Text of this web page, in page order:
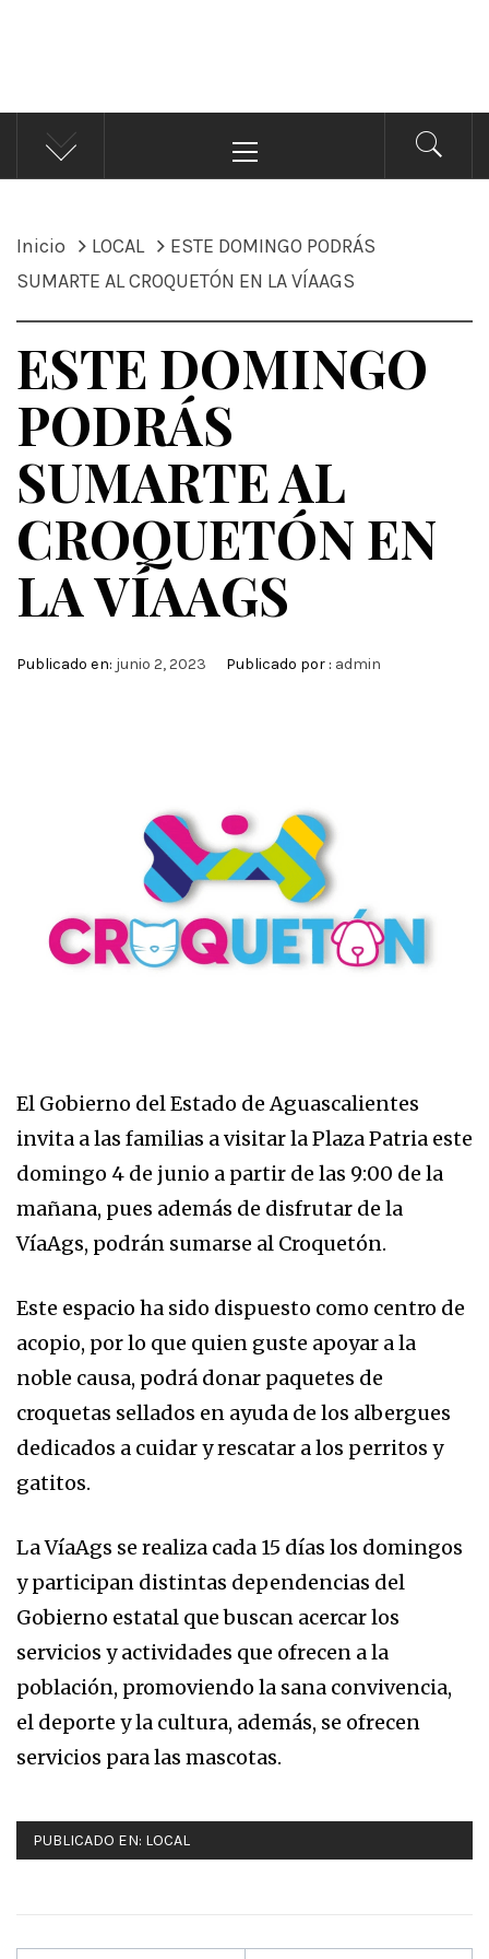
ÁNDALE NOTICIAS
Noticias
principal
Inicio LOCAL
ESTE DOMINGO PODRÁS
SUMARTE AL CROQUETÓN EN LA VÍAAGS
ESTE DOMINGO
PODRÁS
SUMARTE AL
CROQUETÓN EN
LA VÍAAGS
Publicado en: junio 2, 2023 Publicado por : admin
El Gobierno del Estado de Aguascalientes
invita a las familias a visitar la Plaza Patria este
domingo 4 de junio a partir de las 9:00 de la
mañana, pues además de disfrutar de la
VíaAgs, podrán sumarse al Croquetón.
Este espacio ha sido dispuesto como centro de
acopio, por lo que quien guste apoyar a la
noble causa, podrá donar paquetes de
croquetas sellados en ayuda de los albergues
dedicados a cuidar y rescatar a los perritos y
gatitos.
La VíaAgs se realiza cada 15 días los domingos
y participan distintas dependencias del
Gobierno estatal que buscan acercar los
servicios y actividades que ofrecen a la
población, promoviendo la sana convivencia,
el deporte y la cultura, además, se ofrecen
servicios para las mascotas.
PUBLICADO EN: LOCAL